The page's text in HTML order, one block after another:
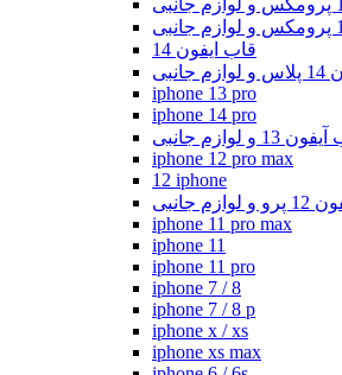
قاب ایفون 14
iphone 13 pro
iphone 14 pro
13 و لوازم جانبی
iphone 12 pro max
12 iphone
جانبی
iphone 11 pro max
iphone 11
iphone 11 pro
iphone 7 / 8
iphone 7 / 8 p
iphone x / xs
iphone xs max